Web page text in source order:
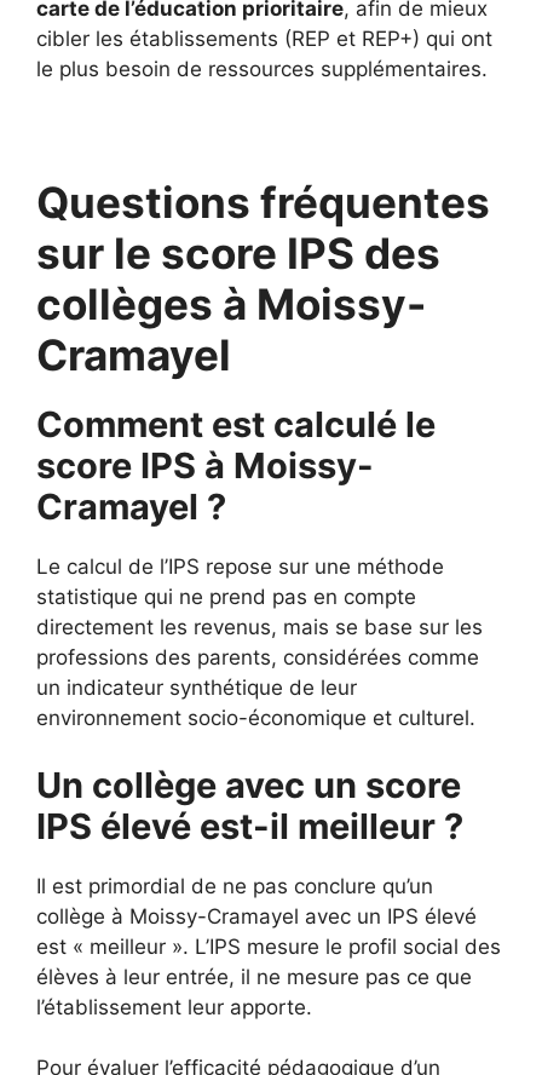
carte de l’éducation prioritaire, afin de mieux
cibler les établissements (REP et REP+) qui ont
le plus besoin de ressources supplémentaires.
Questions fréquentes
sur le score IPS des
collèges à Moissy-
Cramayel
Comment est calculé le
score IPS à Moissy-
Cramayel ?
Le calcul de l’IPS repose sur une méthode
statistique qui ne prend pas en compte
directement les revenus, mais se base sur les
professions des parents, considérées comme
un indicateur synthétique de leur
environnement socio-économique et culturel.
Un collège avec un score
IPS élevé est-il meilleur ?
Il est primordial de ne pas conclure qu’un
collège à Moissy-Cramayel avec un IPS élevé
est « meilleur ». L’IPS mesure le profil social des
élèves à leur entrée, il ne mesure pas ce que
l’établissement leur apporte.
Pour évaluer l’efficacité pédagogique d’un